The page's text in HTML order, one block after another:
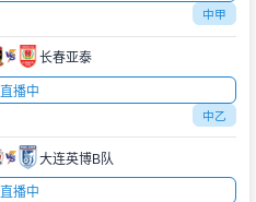
中甲
长春亚泰
直播中
中乙
大连英博B队
直播中